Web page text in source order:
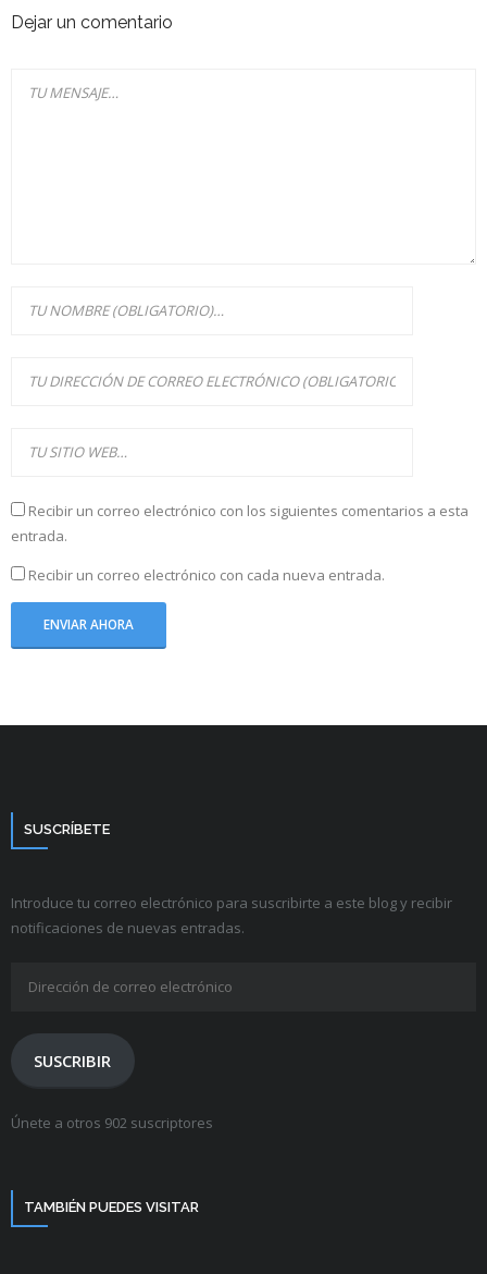
Dejar un comentario
Recibir un correo electrónico con los siguientes comentarios a esta
entrada.
Recibir un correo electrónico con cada nueva entrada.
SUSCRÍBETE
Introduce tu correo electrónico para suscribirte a este blog y recibir
notificaciones de nuevas entradas.
electrónico
SUSCRIBIR
Únete a otros 902 suscriptores
TAMBIÉN PUEDES VISITAR